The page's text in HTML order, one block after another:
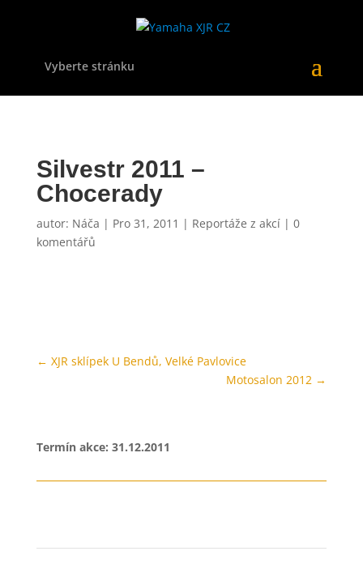
Vyberte stránku
Silvestr 2011 –
Chocerady
autor: Náča | Pro 31, 2011 | Reportáže z akcí| 0
komentářů
← XJR sklípek U Bendů, Velké Pavlovice
Motosalon 2012 →
Termín akce: 31.12.2011